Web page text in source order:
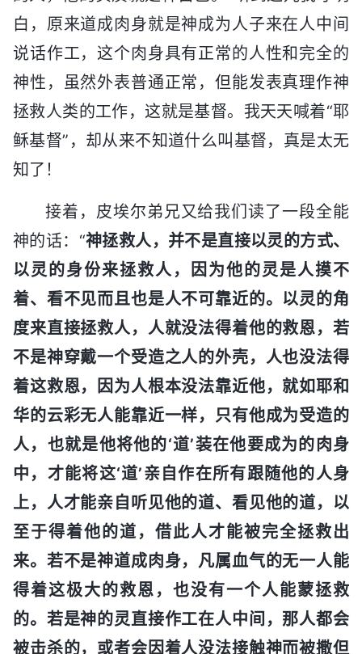
白，原来道成肉身就是神成为人子来在人中间
说话作工，这个肉身具有正常的人性和完全的
神性，虽然外表普通正常，但能发表真理作神
拯救人类的工作，这就是基督。我天天喊着“耶
稣基督”，却从来不知道什么叫基督，真是太无
知了！
接着，皮埃尔弟兄又给我们读了一段全能
神的话：“神拯救人，并不是直接以灵的方式、
以灵的身份来拯救人，因为他的灵是人摸不
着、看不见而且也是人不可靠近的。以灵的角
度来直接拯救人，人就没法得着他的救恩，若
不是神穿戴一个受造之人的外壳，人也没法得
着这救恩，因为人根本没法靠近他，就如耶和
华的云彩无人能靠近一样，只有他成为受造的
人，也就是他将他的‘道’装在他要成为的肉身
中，才能将这‘道’亲自作在所有跟随他的人身
上，人才能亲自听见他的道、看见他的道，以
至于得着他的道，借此人才能被完全拯救出
来。若不是神道成肉身，凡属血气的无一人能
得着这极大的救恩，也没有一个人能蒙拯救
的。若是神的灵直接作工在人中间，那人都会
被击杀的，或者会因着人没法接触神而被撒但